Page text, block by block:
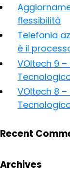
flessibilità
Telefonia
è il
VOItech 9
VOItech 8
Recent
Archives